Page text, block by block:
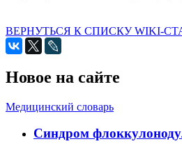
ВЕРНУТЬСЯ К СПИСКУ WIKI-
Новое на сайте
Медицинский словарь
Cиндром